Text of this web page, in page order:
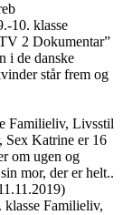
10. klasse
2 Dokumentar”
i de danske
står frem og
Familieliv, Livsstil
Sex Katrine er 16
om ugen og
mor, der er helt..
klasse Familieliv,